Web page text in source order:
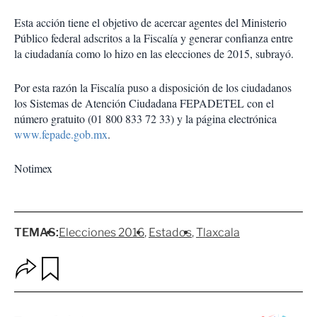
Esta acción tiene el objetivo de acercar agentes del Ministerio
Público federal adscritos a la Fiscalía y generar confianza entre
la ciudadanía como lo hizo en las elecciones de 2015, subrayó.
Por esta razón la Fiscalía puso a disposición de los ciudadanos
los Sistemas de Atención Ciudadana FEPADETEL con el
número gratuito (01 800 833 72 33) y la página electrónica
www.fepade.gob.mx.
Notimex
TEMAS:Elecciones 2016 Estados Tlaxcala
p